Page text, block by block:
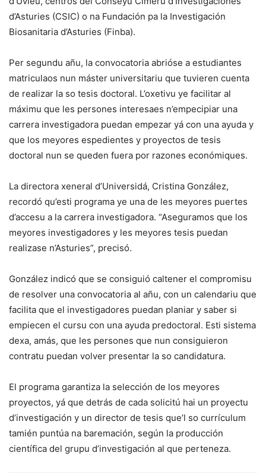
d’Asturies (CSIC) o na Fundación pa la Investigación
Biosanitaria d’Asturies (Finba).
Per segundu añu, la convocatoria abrióse a estudiantes
matriculaos nun máster universitariu que tuvieren cuenta
de realizar la so tesis doctoral. L’oxetivu ye facilitar al
máximu que les persones interesaes n’empecipiar una
carrera investigadora puedan empezar yá con una ayuda y
que los meyores espedientes y proyectos de tesis
doctoral nun se queden fuera por razones económiques.
La directora xeneral d’Universidá, Cristina González,
recordó qu’esti programa ye una de les meyores puertes
d’accesu a la carrera investigadora. “Aseguramos que los
meyores investigadores y les meyores tesis puedan
realizase n’Asturies”, precisó.
González indicó que se consiguió caltener el compromisu
de resolver una convocatoria al añu, con un calendariu que
facilita que el investigadores puedan planiar y saber si
empiecen el cursu con una ayuda predoctoral. Esti sistema
dexa, amás, que les persones que nun consiguieron
contratu puedan volver presentar la so candidatura.
El programa garantiza la selección de los meyores
proyectos, yá que detrás de cada solicitú hai un proyectu
d’investigación y un director de tesis que’l so currículum
tamién puntúa na baremación, según la producción
científica del grupu d’investigación al que perteneza.